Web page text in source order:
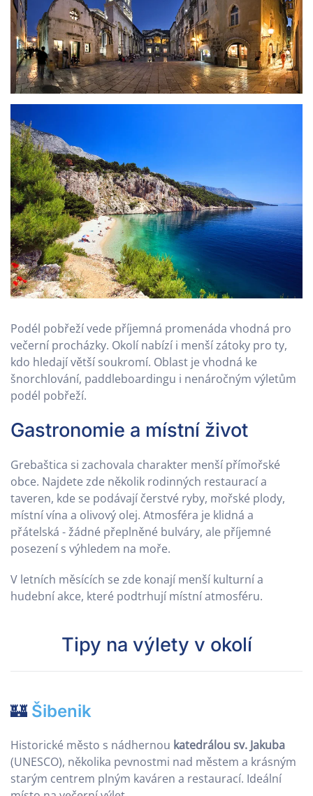
ZOBRAZIT
Podél pobřeží vede příjemná promenáda vhodná pro
večerní procházky. Okolí nabízí i menší zátoky pro ty,
kdo hledají větší soukromí. Oblast je vhodná ke
šnorchlování, paddleboardingu i nenáročným výletům
podél pobřeží.
Gastronomie a místní život
Grebaštica si zachovala charakter menší přímořské
obce. Najdete zde několik rodinných restaurací a
taveren, kde se podávají čerstvé ryby, mořské plody,
místní vína a olivový olej. Atmosféra je klidná a
přátelská - žádné přeplněné bulváry, ale příjemné
posezení s výhledem na moře.
V letních měsících se zde konají menší kulturní a
hudební akce, které podtrhují místní atmosféru.
Tipy na výlety v okolí
🏰 Šibenik
Historické město s nádhernou katedrálou sv. Jakuba
(UNESCO), několika pevnostmi nad městem a krásným
starým centrem plným kaváren a restaurací. Ideální